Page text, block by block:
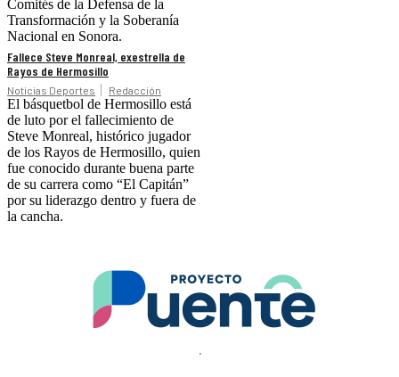
Comités de la Defensa de la
Transformación y la Soberanía
Nacional en Sonora.
Fallece Steve Monreal, exestrella de
Rayos de Hermosillo
Noticias Deportes Redacción
El básquetbol de Hermosillo está
de luto por el fallecimiento de
Steve Monreal, histórico jugador
de los Rayos de Hermosillo, quien
fue conocido durante buena parte
de su carrera como “El Capitán”
por su liderazgo dentro y fuera de
la cancha.
.